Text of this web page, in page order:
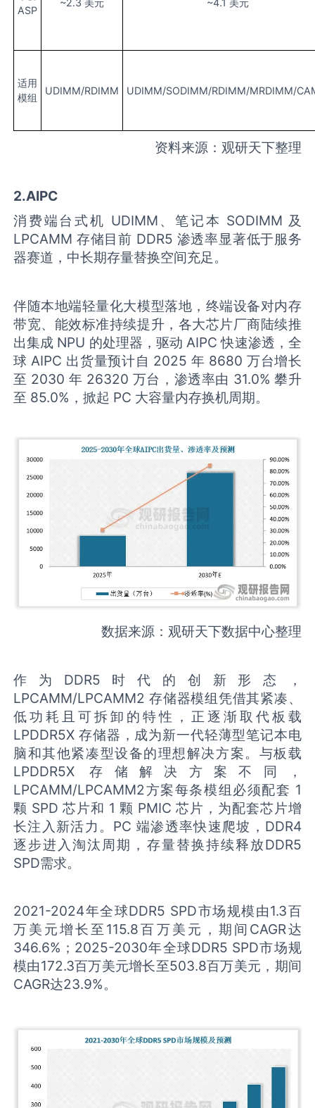
ASP
~2.3 美元 ~4.1 美元
适用
模组
UDIMM/RDIMM UDIMM/SODIMM/RDIMM/MRDIMM/
资料来源：观研天下整理
2.AIPC
消费端台式机 UDIMM、笔记本 SODIMM 及
LPCAMM 存储目前 DDR5 渗透率显著低于服务
器赛道，中长期存量替换空间充足。
伴随本地端轻量化大模型落地，终端设备对内存
带宽、能效标准持续提升，各大芯片厂商陆续推
出集成 NPU 的处理器，驱动 AIPC 快速渗透，全
球 AIPC 出货量预计自 2025 年 8680 万台增长
至 2030 年 26320 万台，渗透率由 31.0% 攀升
至 85.0%，掀起 PC 大容量内存换机周期。
数据来源：观研天下数据中心整理
作为DDR5时代的创新形态，
LPCAMM/LPCAMM2 存储器模组凭借其紧凑、
低功耗且可拆卸的特性，正逐渐取代板载
LPDDR5X 存储器，成为新一代轻薄型笔记本电
脑和其他紧凑型设备的理想解决方案。与板载
LPDDR5X 存储解决方案不同，
LPCAMM/LPCAMM2方案每条模组必须配套 1
颗 SPD 芯片和 1 颗 PMIC 芯片，为配套芯片增
长注入新活力。PC 端渗透率快速爬坡，DDR4
逐步进入淘汰周期，存量替换持续释放DDR5
SPD需求。
2021-2024年全球DDR5 SPD市场规模由1.3百
万美元增长至115.8百万美元，期间CAGR达
346.6%；2025-2030年全球DDR5 SPD市场规
模由172.3百万美元增长至503.8百万美元，期间
CAGR达23.9%。